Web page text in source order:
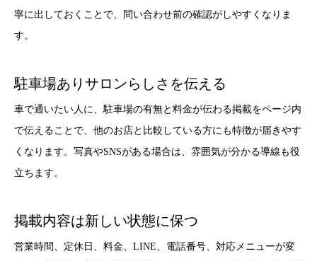
寧に出しておくことで、問い合わせ前の確認がしやすくなりま
す。
駐車場ありサロンらしさを伝える
車で通いたい人に、駐車場の有無と料金が伝わる掲載をページ内
で伝えることで、他のお店と比較している方にも特徴が届きやす
くなります。写真やSNSがある場合は、雰囲気が分かる導線も役
立ちます。
掲載内容は新しい状態に保つ
営業時間、定休日、料金、LINE、電話番号、対応メニューが変